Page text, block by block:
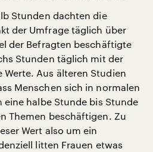
Stunden dachten die
der Umfrage täglich über
der Befragten beschäftigte
Stunden täglich mit der
Werte. Aus älteren Studien
Menschen sich in normalen
halbe Stunde bis Stunde
Themen beschäftigen. Zu
Wert also um ein
litten Frauen etwas